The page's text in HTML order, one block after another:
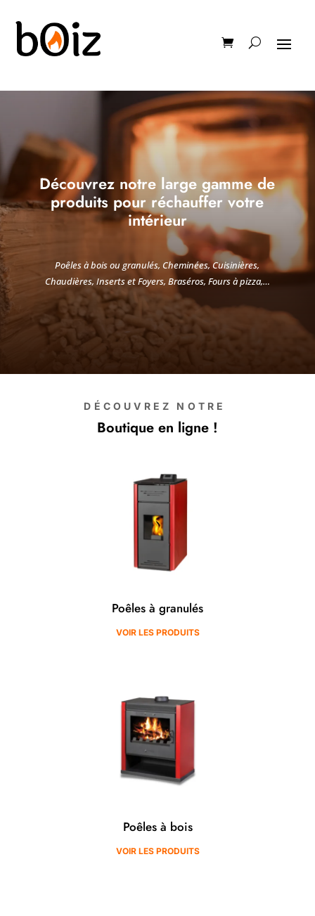
Découvrez notre large gamme de
produits pour réchauffer votre
intérieur
Poêles à bois ou granulés, Cheminées, Cuisinières,
Chaudières, Inserts et Foyers, Braséros, Fours à pizza,…
DÉCOUVREZ NOTRE
Boutique en ligne !
Poêles à granulés
VOIR LES PRODUITS
Poêles à bois
VOIR LES PRODUITS